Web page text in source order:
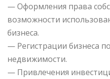
— Оформления права
возможности
бизнеса.
— Регистрации бизнеса
недвижимости.
— Привлечения